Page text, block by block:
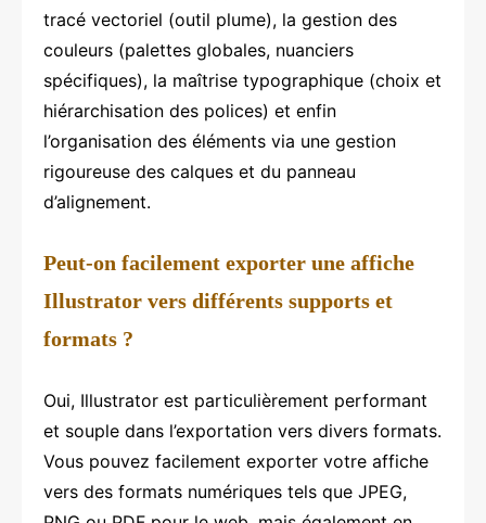
tracé vectoriel (outil plume), la gestion des
couleurs (palettes globales, nuanciers
spécifiques), la maîtrise typographique (choix et
hiérarchisation des polices) et enfin
l’organisation des éléments via une gestion
rigoureuse des calques et du panneau
d’alignement.
Peut-on facilement exporter une affiche
Illustrator vers différents supports et
formats ?
Oui, Illustrator est particulièrement performant
et souple dans l’exportation vers divers formats.
Vous pouvez facilement exporter votre affiche
vers des formats numériques tels que JPEG,